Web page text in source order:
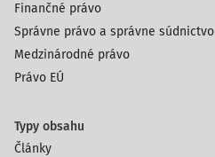
Finančné právo
Správne právo a správne súdnictvo
Medzinárodné právo
Právo EÚ
Typy obsahu
Články